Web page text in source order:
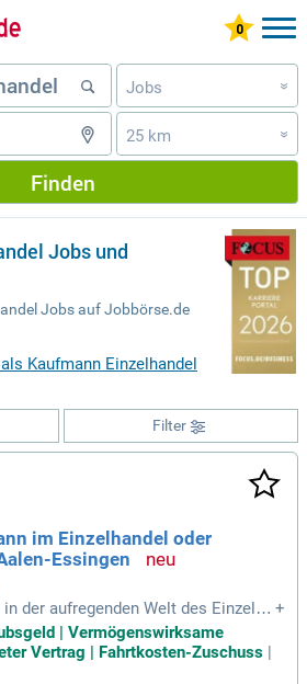
Jobs »
25 km »
Finden
Jobs und
Jobs auf Jobbörse.de
Kaufmann Einzelhandel
Filter
im Einzelhandel oder
Essingen
der aufregenden Welt des Einzelha
bei BAUHAUS. In den ersten beid
Verkäufer (m/w/d) ausgebildet und l
und effektive Warenp
+
| Vermögenswirksame
Vertrag | Fahrtkosten-Zuschuss